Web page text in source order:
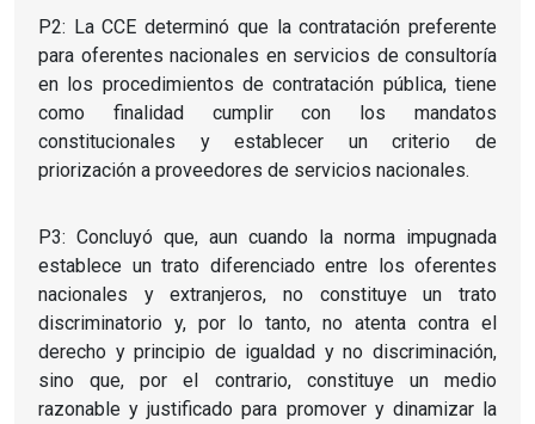
P2: La CCE determinó que la contratación preferente
para oferentes nacionales en servicios de consultoría
en los procedimientos de contratación pública, tiene
como finalidad cumplir con los mandatos
constitucionales y establecer un criterio de
priorización a proveedores de servicios nacionales.
P3: Concluyó que, aun cuando la norma impugnada
establece un trato diferenciado entre los oferentes
nacionales y extranjeros, no constituye un trato
discriminatorio y, por lo tanto, no atenta contra el
derecho y principio de igualdad y no discriminación,
sino que, por el contrario, constituye un medio
razonable y justificado para promover y dinamizar la